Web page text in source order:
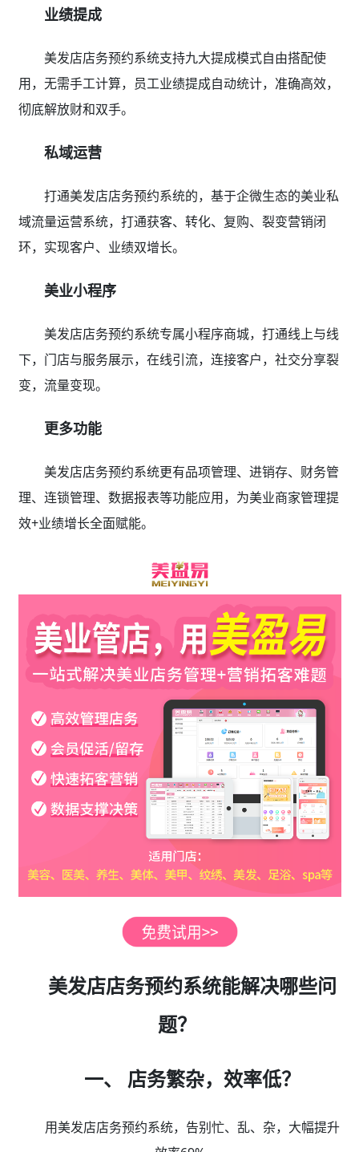
业绩提成
美发店店务预约系统支持九大提成模式自由搭配使
用，无需手工计算，员工业绩提成自动统计，准确高效，
彻底解放财和双手。
私域运营
打通美发店店务预约系统的，基于企微生态的美业私
域流量运营系统，打通获客、转化、复购、裂变营销闭
环，实现客户、业绩双增长。
美业小程序
美发店店务预约系统专属小程序商城，打通线上与线
下，门店与服务展示，在线引流，连接客户，社交分享裂
变，流量变现。
更多功能
美发店店务预约系统更有品项管理、进销存、财务管
理、连锁管理、数据报表等功能应用，为美业商家管理提
效+业绩增长全面赋能。
美发店店务预约系统能解决哪些问
题？
一、 店务繁杂，效率低？
用美发店店务预约系统，告别忙、乱、杂，大幅提升